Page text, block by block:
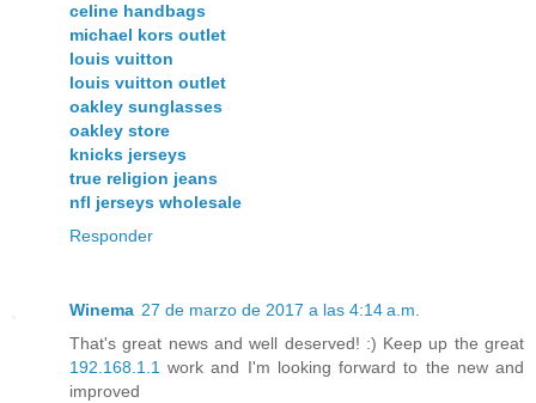
celine handbags
michael kors outlet
louis vuitton
louis vuitton outlet
oakley sunglasses
oakley store
knicks jerseys
true religion jeans
nfl jerseys wholesale
Responder
Winema 27 de marzo de 2017 a las 4:14 a.m.
That's great news and well deserved! :) Keep up the great
192.168.1.1 work and I'm looking forward to the new and
improved